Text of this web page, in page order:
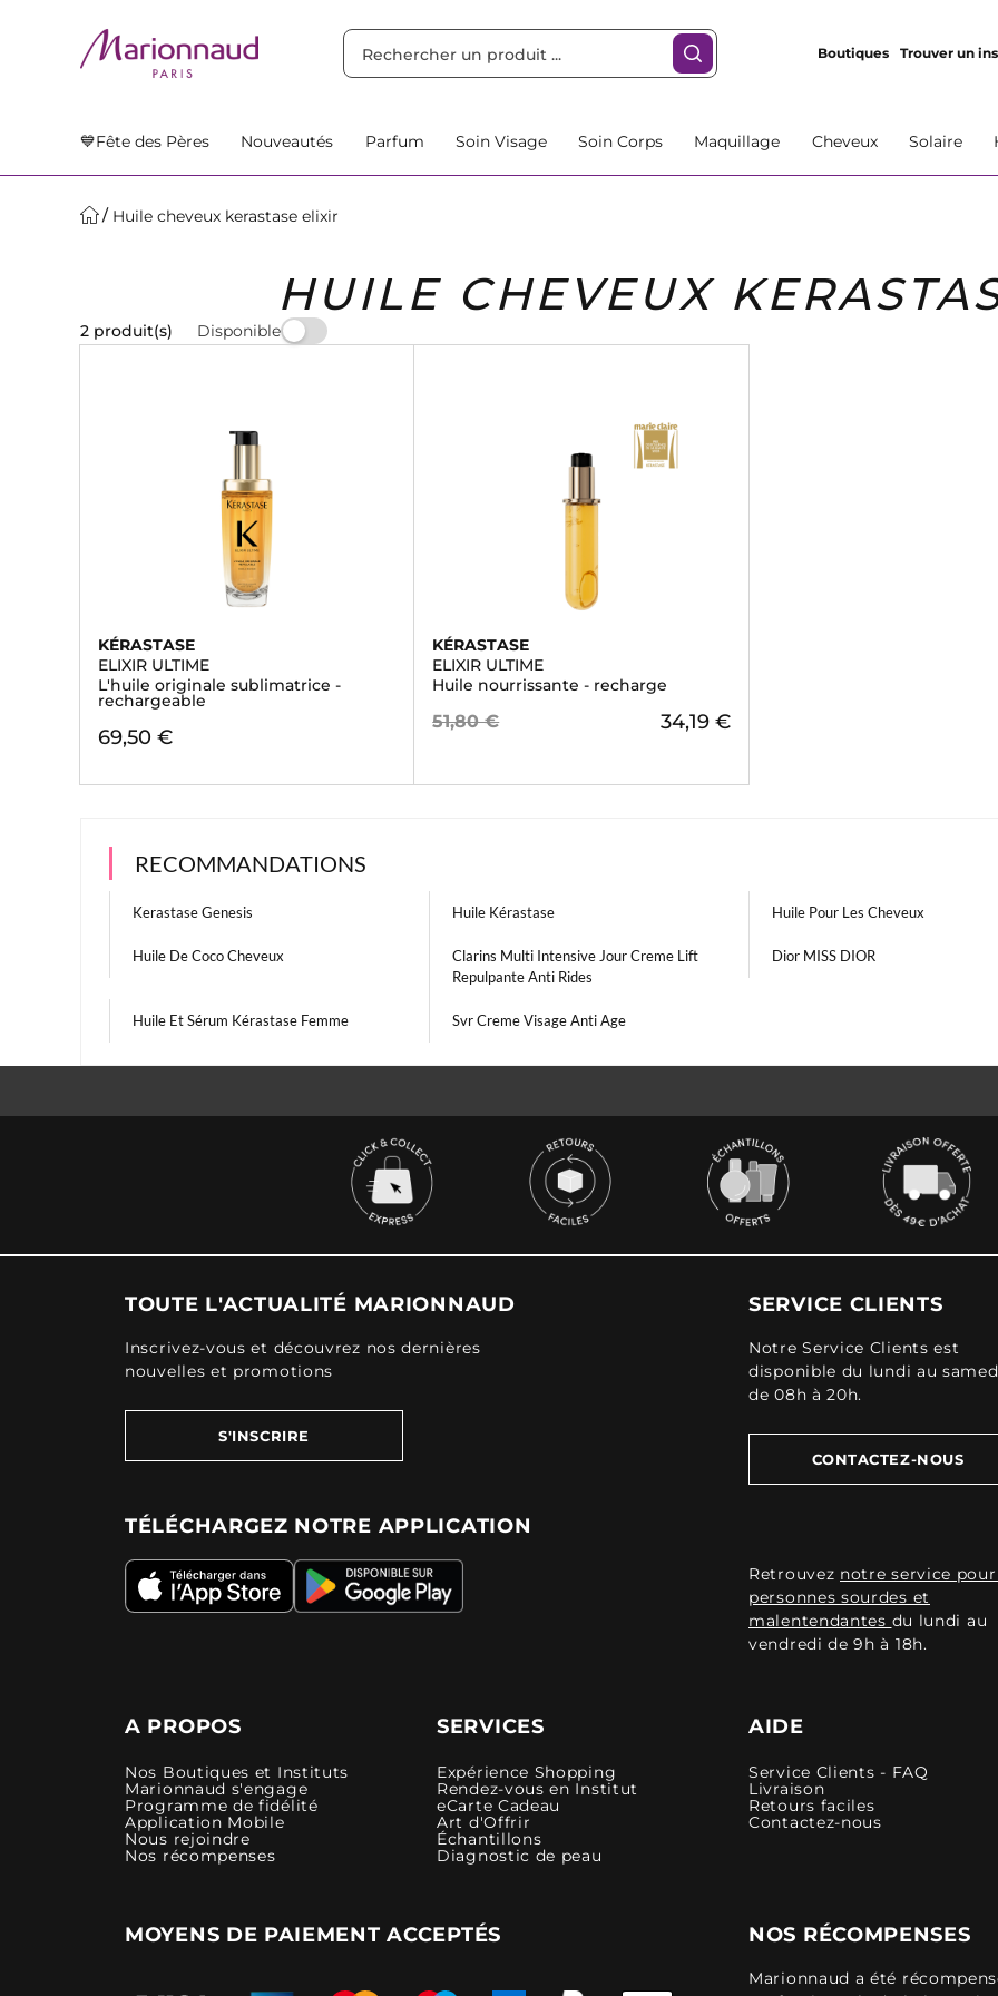
Boutiques Trouver un
💙Fête des Pères Nouveautés Parfum Soin Visage Soin Corps Maquillage Cheveux Solaire
Huile cheveux kerastase elixir
HUILE CHEVEUX
2 produit(s) Disponible
KÉRASTASE
ELIXIR ULTIME
L'huile originale sublimatrice -
rechargeable
69,50 €
KÉRASTASE
ELIXIR ULTIME
Huile nourrissante - recharge
51,80 € 34,19 €
RECOMMANDATIONS
Kerastase Genesis Huile Kérastase Huile Pour Les Cheveux
Huile De Coco Cheveux
Clarins Multi Intensive Jour Creme Lift
Repulpante Anti Rides
Dior MISS DIOR
Huile Et Sérum Kérastase Femme Svr Creme Visage Anti Age
TOUTE L'ACTUALITÉ MARIONNAUD
Inscrivez-vous et découvrez nos dernières
nouvelles et promotions
S'INSCRIRE
TÉLÉCHARGEZ NOTRE APPLICATION
SERVICE CLIENTS
Notre Service Clients est
disponible du lundi au
de 08h à 20h.
CONTACTEZ-NOUS
Retrouvez notre service
personnes sourdes et
malentendantes du lundi au
vendredi de 9h à 18h.
A PROPOS
Nos Boutiques et Instituts
Marionnaud s'engage
Programme de fidélité
Application Mobile
Nous rejoindre
Nos récompenses
SERVICES
Expérience Shopping
Rendez-vous en Institut
eCarte Cadeau
Art d'Offrir
Échantillons
Diagnostic de peau
AIDE
Service Clients - FAQ
Livraison
Retours faciles
Contactez-nous
MOYENS DE PAIEMENT ACCEPTÉS NOS RÉCOMPENSES
Marionnaud a été